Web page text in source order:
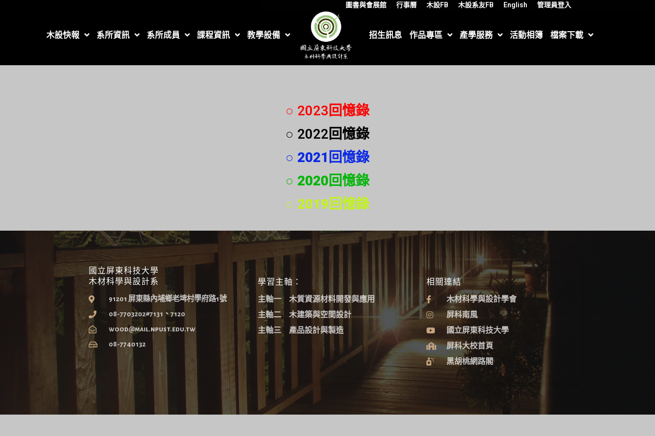
圖書與會展館 行事曆 木設FB 木設系友FB English 管理員登入
木設快報 系所資訊 系所成員 課程資訊 教學設備 招生訊息 作品專區 產學服務 活動相簿 檔案下載
○ 2023回憶錄
○ 2022回憶錄
○ 2021回憶錄
○ 2020回憶錄
○ 2019回憶錄
國立屏東科技大學
木材科學與設計系
91201 屏東縣內埔鄉老埤村學府路1號
08-7703202#7131、7120
wood@mail.npust.edu.tw
08-7740132
學習主軸：
主軸一 木質資源材料開發與應用
主軸二 木建築與空間設計
主軸三 產品設計與製造
相關連結
木材科學與設計學會
屏科南風
國立屏東科技大學
屏科大校首頁
黑胡桃網路閣